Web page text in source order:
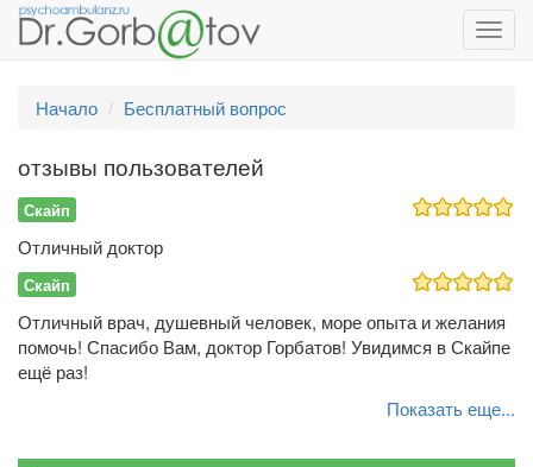
Начало
Бесплатный вопрос
отзывы пользователей
Скайп
Отличный доктор
Скайп
Отличный врач, душевный человек, море опыта и желания
помочь! Спасибо Вам, доктор Горбатов! Увидимся в Скайпе
ещё раз!
Показать еще...